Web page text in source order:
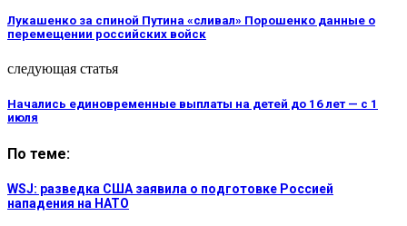
Лукашенко за спиной Путина «сливал» Порошенко данные о
перемещении российских войск
следующая статья
Начались единовременные выплаты на детей до 16 лет — с 1
июля
По теме:
WSJ: разведка США заявила о подготовке Россией
нападения на НАТО